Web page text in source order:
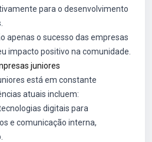
para o desenvolvimento
apenas o sucesso das empresas
impacto positivo na comunidade.
juniores
está em constante
atuais incluem:
digitais para
e comunicação interna,